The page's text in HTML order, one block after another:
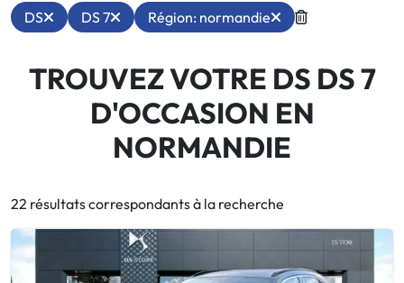
DS DS 7 Région: normandie
TROUVEZ VOTRE DS DS 7
D'OCCASION EN
NORMANDIE
22 résultats correspondants à la recherche